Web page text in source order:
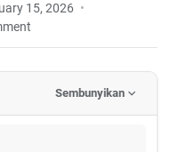
15, 2026
Sembunyikan